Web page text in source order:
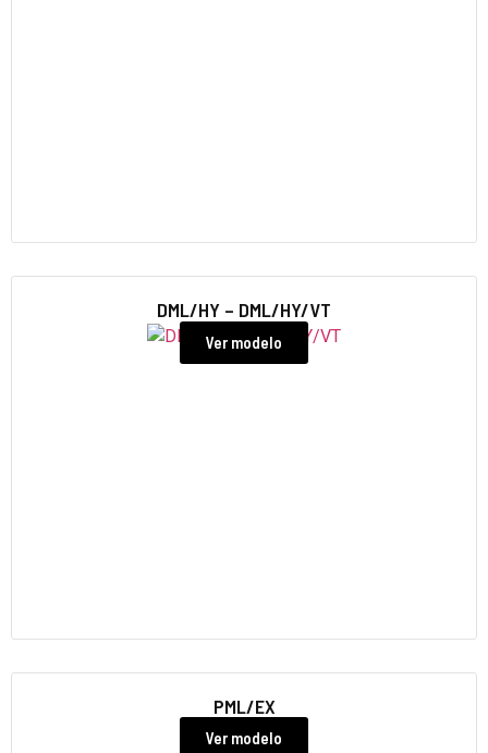
DML/HY – DML/HY/VT
Ver modelo
PML/EX
Ver modelo